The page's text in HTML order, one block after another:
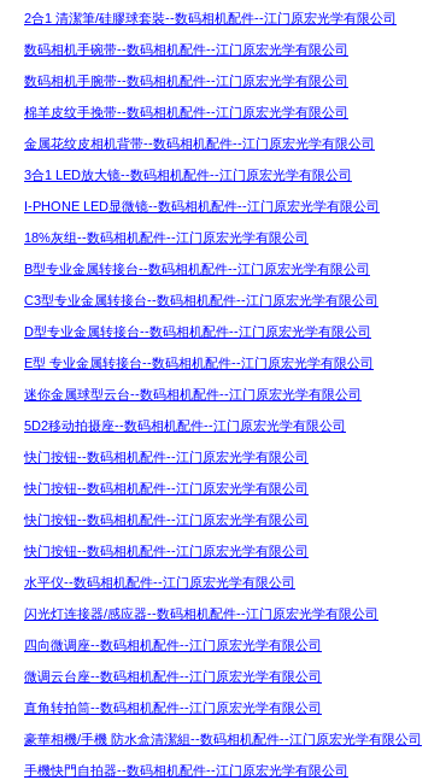
2合1 清潔筆/硅膠球套裝--数码相机配件--江门原宏光学有限公司
数码相机手碗带--数码相机配件--江门原宏光学有限公司
数码相机手腕带--数码相机配件--江门原宏光学有限公司
棉羊皮纹手挽带--数码相机配件--江门原宏光学有限公司
金属花纹皮相机背带--数码相机配件--江门原宏光学有限公司
3合1 LED放大镜--数码相机配件--江门原宏光学有限公司
I-PHONE LED显微镜--数码相机配件--江门原宏光学有限公司
18%灰组--数码相机配件--江门原宏光学有限公司
B型专业金属转接台--数码相机配件--江门原宏光学有限公司
C3型专业金属转接台--数码相机配件--江门原宏光学有限公司
D型专业金属转接台--数码相机配件--江门原宏光学有限公司
E型 专业金属转接台--数码相机配件--江门原宏光学有限公司
迷你金属球型云台--数码相机配件--江门原宏光学有限公司
5D2移动拍摄座--数码相机配件--江门原宏光学有限公司
快门按钮--数码相机配件--江门原宏光学有限公司
快门按钮--数码相机配件--江门原宏光学有限公司
快门按钮--数码相机配件--江门原宏光学有限公司
快门按钮--数码相机配件--江门原宏光学有限公司
水平仪--数码相机配件--江门原宏光学有限公司
闪光灯连接器/感应器--数码相机配件--江门原宏光学有限公司
四向微调座--数码相机配件--江门原宏光学有限公司
微调云台座--数码相机配件--江门原宏光学有限公司
直角转拍筒--数码相机配件--江门原宏光学有限公司
豪華相機/手機 防水盒清潔組--数码相机配件--江门原宏光学有限公司
手機快門自拍器--数码相机配件--江门原宏光学有限公司